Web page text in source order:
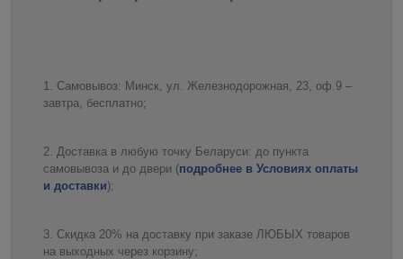
Самовывоз: Минск, ул. Железнодорожная, 23, оф.9 –
завтра, бесплатно;
Доставка в любую точку Беларуси: до пункта
самовывоза и до двери (подробнее в Условиях оплаты
и доставки);
Скидка 20% на доставку при заказе ЛЮБЫХ товаров
на выходных через корзину;